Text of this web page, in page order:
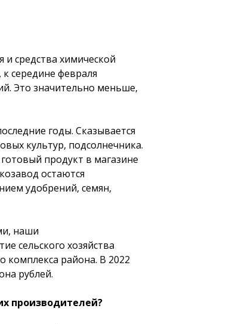
средства химической
середине февраля
Это значительно меньше,
годы. Сказывается
культур, подсолнечника.
продукт в магазине
остаются
удобрений, семян,
наши
сельского хозяйства
комплекса района. В 2022
рублей.
производителей?